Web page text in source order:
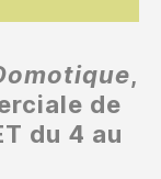
,
de
du 4 au